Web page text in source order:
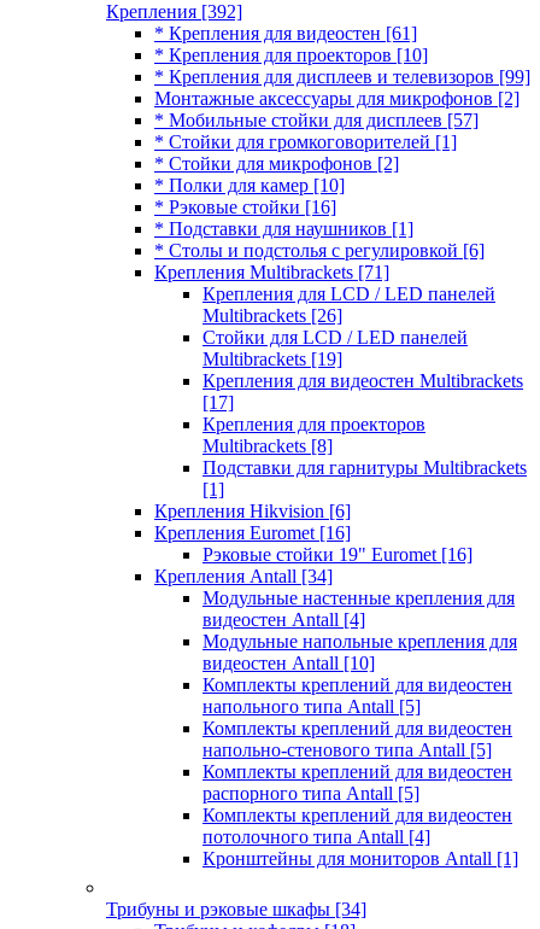
Крепления [392]
* Крепления для видеостен [61]
* Крепления для проекторов [10]
* Крепления для дисплеев и телевизоров [99]
Монтажные аксессуары для микрофонов [2]
* Мобильные стойки для дисплеев [57]
* Стойки для громкоговорителей [1]
* Стойки для микрофонов [2]
* Полки для камер [10]
* Рэковые стойки [16]
* Подставки для наушников [1]
* Столы и подстолья с регулировкой [6]
Крепления Multibrackets [71]
Крепления для LCD / LED панелей
Multibrackets [26]
Стойки для LCD / LED панелей
Multibrackets [19]
Крепления для видеостен Multibrackets
[17]
Крепления для проекторов
Multibrackets [8]
Подставки для гарнитуры Multibrackets
[1]
Крепления Hikvision [6]
Крепления Euromet [16]
Рэковые стойки 19" Euromet [16]
Крепления Antall [34]
Модульные настенные крепления для
видеостен Antall [4]
Модульные напольные крепления для
видеостен Antall [10]
Комплекты креплений для видеостен
напольного типа Antall [5]
Комплекты креплений для видеостен
напольно-стенового типа Antall [5]
Комплекты креплений для видеостен
распорного типа Antall [5]
Комплекты креплений для видеостен
потолочного типа Antall [4]
Кронштейны для мониторов Antall [1]
Трибуны и рэковые шкафы [34]